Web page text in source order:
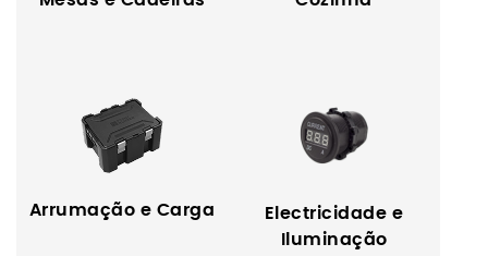
Arrumação e Carga
Electricidade e
Iluminação